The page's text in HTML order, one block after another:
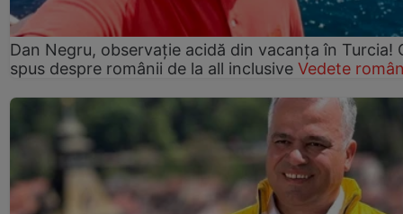
Dan Negru, observație acidă din vacanța în Turcia!
spus despre românii de la all inclusive Vedete